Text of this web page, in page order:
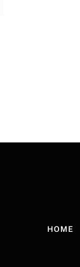
HOME